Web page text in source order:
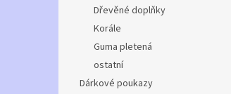
Dřevěné doplňky
Korále
Guma pletená
ostatní
Dárkové poukazy